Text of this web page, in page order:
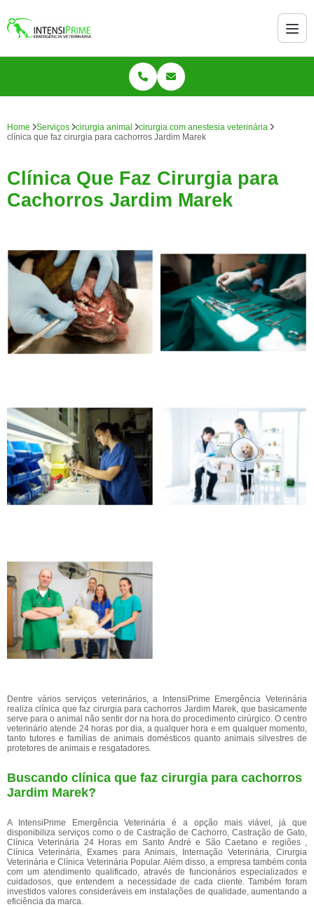
Home Serviços cirurgia animal
cirurgia com anestesia veterinária
clínica que faz cirurgia para cachorros Jardim Marek
Clínica Que Faz Cirurgia para
Cachorros Jardim Marek
Dentre vários serviços veterinários, a IntensiPrime Emergência Veterinária
realiza clínica que faz cirurgia para cachorros Jardim Marek, que basicamente
serve para o animal não sentir dor na hora do procedimento cirúrgico. O centro
veterinário atende 24 horas por dia, a qualquer hora e em qualquer momento,
tanto tutores e famílias de animais domésticos quanto animais silvestres de
protetores de animais e resgatadores.
Buscando clínica que faz cirurgia para cachorros
Jardim Marek?
A IntensiPrime Emergência Veterinária é a opção mais viável, já que
disponibiliza serviços como o de Castração de Cachorro, Castração de Gato,
Clínica Veterinária 24 Horas em Santo André e São Caetano e regiões ,
Clínica Veterinária, Exames para Animais, Internação Veterinária, Cirurgia
Veterinária e Clínica Veterinária Popular. Além disso, a empresa também conta
com um atendimento qualificado, através de funcionários especializados e
cuidadosos, que entendem a necessidade de cada cliente. Também foram
investidos valores consideráveis em instalações de qualidade, aumentando a
eficiência da marca.